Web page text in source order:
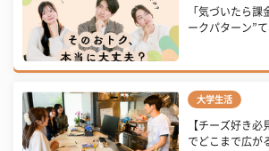
「気づいたら課
ークパターン”
大学生活
【チーズ好き必
でどこまで広が